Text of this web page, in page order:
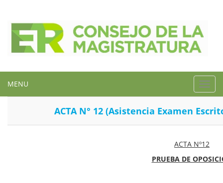
MENU
ACTA N° 12 (Asistencia Examen
ACTA Nº12
PRUEBA DE